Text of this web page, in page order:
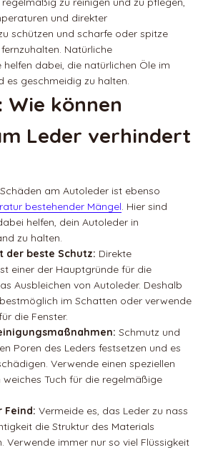
und direkter
schützen und scharfe oder spitze
Natürliche
dabei, die natürlichen Öle im
es geschmeidig zu halten.
Wie können
Leder verhindert
am Autoleder ist ebenso
bestehender Mängel. Hier sind
helfen, dein Autoleder in
zu halten.
der beste Schutz: Direkte
einer der Hauptgründe für die
Ausbleichen von Autoleder. Deshalb
im Schatten oder verwende
die Fenster.
Schmutz und
Poren des Leders festsetzen und es
Verwende einen speziellen
weiches Tuch für die regelmäßige
Feind: Vermeide es, das Leder zu nass
die Struktur des Materials
Verwende immer nur so viel Flüssigkeit